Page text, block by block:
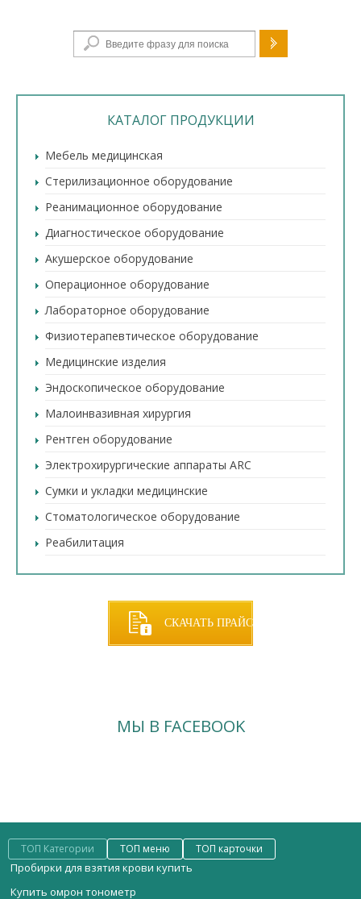
Форма поиска
КАТАЛОГ ПРОДУКЦИИ
Мебель медицинская
Стерилизационное оборудование
Реанимационное оборудование
Диагностическое оборудование
Акушерское оборудование
Операционное оборудование
Лабораторное оборудование
Физиотерапевтическое оборудование
Медицинские изделия
Эндоскопическое оборудование
Малоинвазивная хирургия
Рентген оборудование
Электрохирургические аппараты ARC
Сумки и укладки медицинские
Стоматологическое оборудование
Реабилитация
СКАЧАТЬ ПРАЙС
МЫ В FACEBOOK
ТОП Категории ТОП меню ТОП карточки
Пробирки для взятия крови купить
Купить омрон тонометр